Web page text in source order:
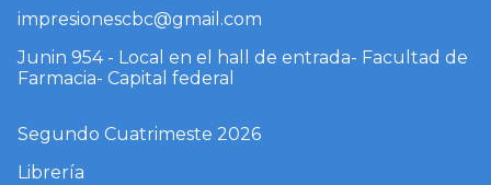
impresionescbc@gmail.com
Junin 954 - Local en el hall de entrada- Facultad de
Farmacia- Capital federal
Segundo Cuatrimeste 2026
Librería